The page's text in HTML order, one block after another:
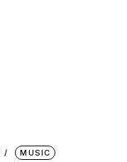
MUSIC